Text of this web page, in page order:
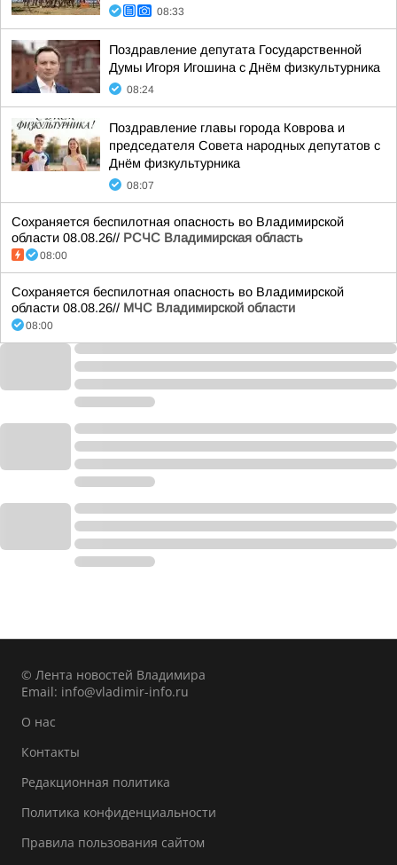
08:33
Поздравление депутата Государственной
Думы Игоря Игошина с Днём физкультурника
08:24
Поздравление главы города Коврова и
председателя Совета народных депутатов с
Днём физкультурника
08:07
Сохраняется беспилотная опасность во Владимирской
области 08.08.26// РСЧС Владимирская область
08:00
Сохраняется беспилотная опасность во Владимирской
области 08.08.26// МЧС Владимирской области
08:00
© Лента новостей Владимира
Email: info@vladimir-info.ru
О нас
Контакты
Редакционная политика
Политика конфиденциальности
Правила пользования сайтом